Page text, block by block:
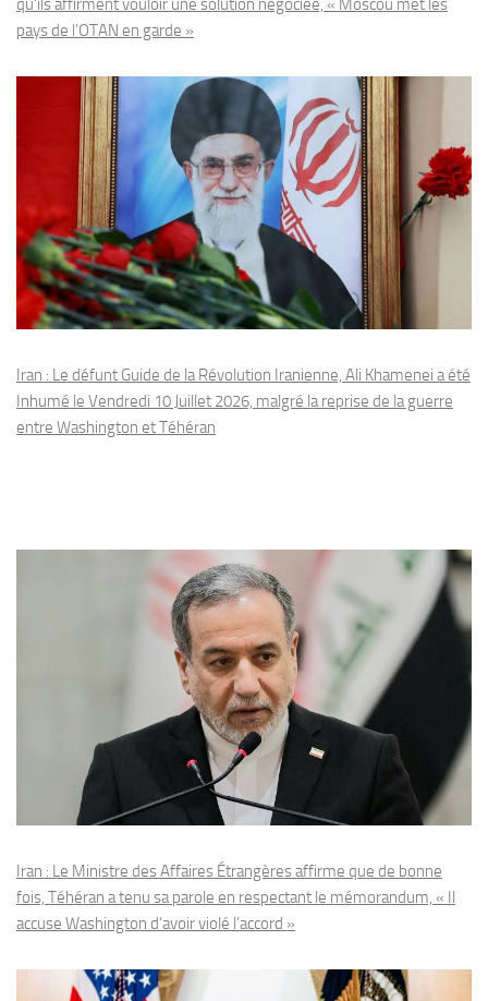
qu’ils affirment vouloir une solution négociée, « Moscou met les
pays de l’OTAN en garde »
Iran : Le défunt Guide de la Révolution Iranienne, Ali Khamenei a été
Inhumé le Vendredi 10 Juillet 2026, malgré la reprise de la guerre
entre Washington et Téhéran
Iran : Le Ministre des Affaires Étrangères affirme que de bonne
fois, Téhéran a tenu sa parole en respectant le mémorandum, « Il
accuse Washington d’avoir violé l’accord »